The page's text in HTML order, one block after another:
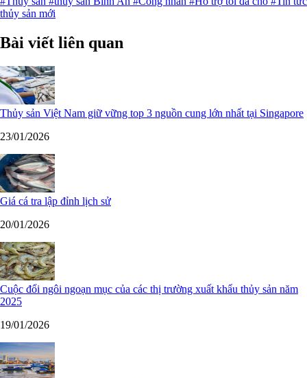
thủy sản mới
Bài viết liên quan
Thủy sản Việt Nam giữ vững top 3 nguồn cung lớn nhất tại Singapore
23/01/2026
Giá cá tra lập đỉnh lịch sử
20/01/2026
Cuộc đổi ngôi ngoạn mục của các thị trường xuất khẩu thủy sản năm
2025
19/01/2026